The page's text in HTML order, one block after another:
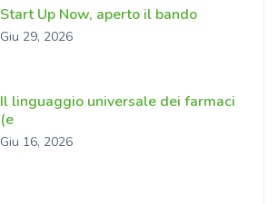
Start Up Now, aperto il bando
Giu 29, 2026
Il linguaggio universale dei farmaci
(e
Giu 16, 2026